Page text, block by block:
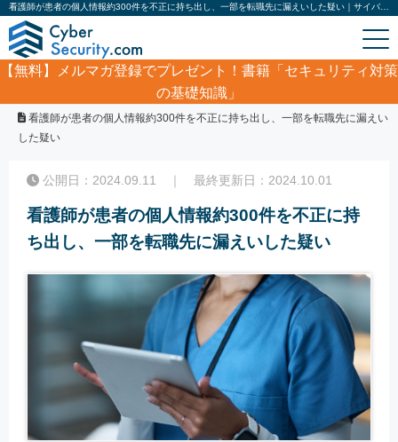
【無料】
メルマガ登録でプレゼント！書籍「セキュリティ対策
の基礎知識」
サイバーセキュリティ・情報漏洩ニュース
看護師が患者の個人情報約300件を不正に持ち出し、一部を転職先に漏えい
した疑い
公開日：2024.09.11 ｜ 最終更新日：2024.10.01
看護師が患者の個人情報約300件を不正に持
ち出し、一部を転職先に漏えいした疑い